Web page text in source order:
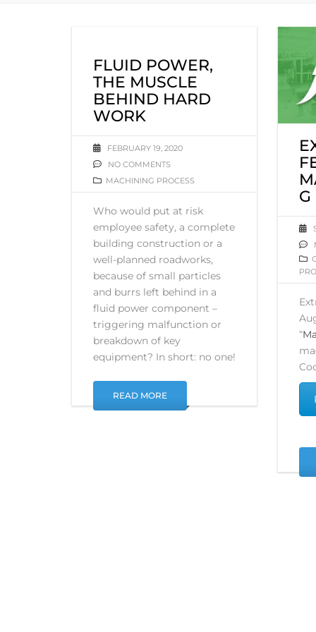
FLUID POWER,
THE MUSCLE
BEHIND HARD
WORK
FEBRUARY 19, 2020
NO COMMENTS
MACHINING PROCESS
Who would put at risk
employee safety, a complete
building construction or a
well-planned roadworks,
because of small particles
and burrs left behind in a
fluid power component –
triggering malfunction or
breakdown of key
equipment? In short: no one!
READ MORE
G
“